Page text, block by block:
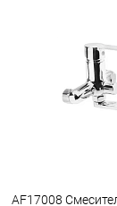
AF17008